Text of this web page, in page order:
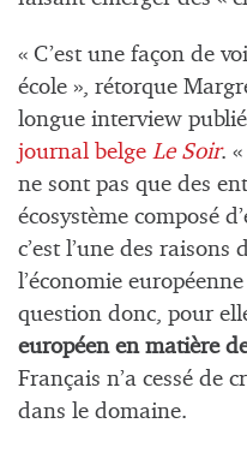
« C’est une façon de
école », rétorque
longue interview
journal belge Le Soir.
ne sont pas que des
écosystème composé
c’est l’une des raisons
l’économie
question donc, pour
européen en matière
Français n’a cessé de
dans le domaine.